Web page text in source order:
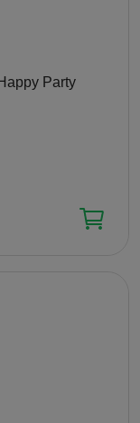
Party